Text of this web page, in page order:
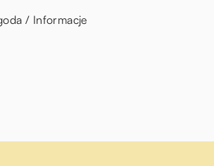
/ Informacje